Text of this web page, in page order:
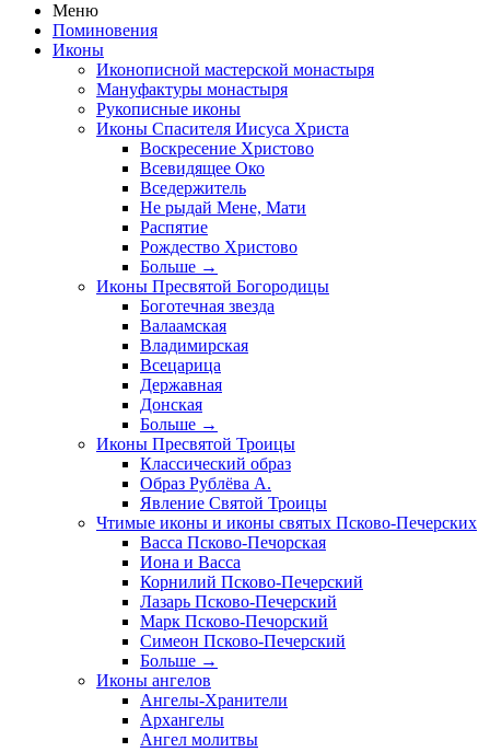
Меню
Поминовения
Иконы
Иконописной мастерской монастыря
Мануфактуры монастыря
Рукописные иконы
Иконы Спасителя Иисуса Христа
Воскресение Христово
Всевидящее Око
Вседержитель
Не рыдай Мене, Мати
Распятие
Рождество Христово
Больше →
Иконы Пресвятой Богородицы
Боготечная звезда
Валаамская
Владимирская
Всецарица
Державная
Донская
Больше →
Иконы Пресвятой Троицы
Классический образ
Образ Рублёва А.
Явление Святой Троицы
Чтимые иконы и иконы святых Псково-Печерских
Васса Псково-Печорская
Иона и Васса
Корнилий Псково-Печерский
Лазарь Псково-Печерский
Марк Псково-Печорский
Симеон Псково-Печерский
Больше →
Иконы ангелов
Ангелы-Хранители
Архангелы
Ангел молитвы